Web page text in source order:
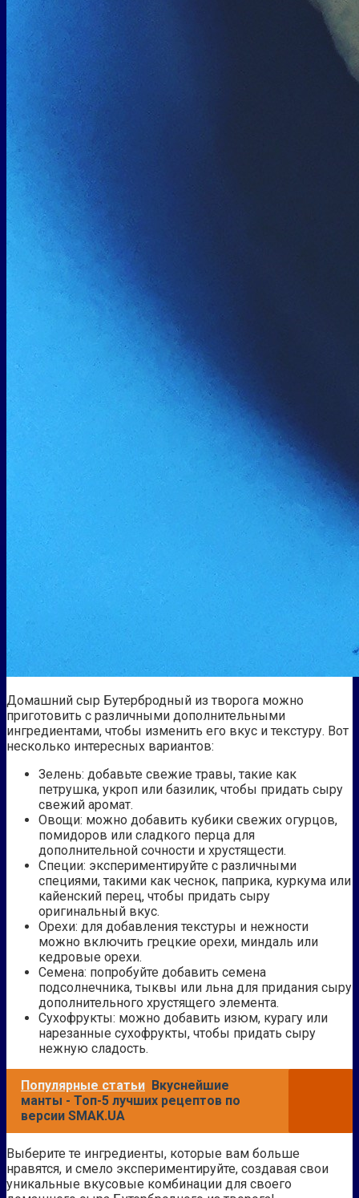
Домашний сыр Бутербродный из творога можно
приготовить с различными дополнительными
ингредиентами, чтобы изменить его вкус и текстуру. Вот
несколько интересных вариантов:
Зелень: добавьте свежие травы, такие как
петрушка, укроп или базилик, чтобы придать сыру
свежий аромат.
Овощи: можно добавить кубики свежих огурцов,
помидоров или сладкого перца для
дополнительной сочности и хрустящести.
Специи: экспериментируйте с различными
специями, такими как чеснок, паприка, куркума или
кайенский перец, чтобы придать сыру
оригинальный вкус.
Орехи: для добавления текстуры и нежности
можно включить грецкие орехи, миндаль или
кедровые орехи.
Семена: попробуйте добавить семена
подсолнечника, тыквы или льна для придания сыру
дополнительного хрустящего элемента.
Сухофрукты: можно добавить изюм, курагу или
нарезанные сухофрукты, чтобы придать сыру
нежную сладость.
Популярные статьи Вкуснейшие
манты - Топ-5 лучших рецептов по
версии SMAK.UA
Выберите те ингредиенты, которые вам больше
нравятся, и смело экспериментируйте, создавая свои
уникальные вкусовые комбинации для своего